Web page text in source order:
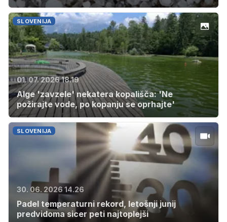
SLOVENIJA
01. 07. 2026 18.19
Alge 'zavzele' nekatera kopališča: 'Ne
požirajte vode, po kopanju se oprhajte'
SLOVENIJA
30. 06. 2026 14.26
Padel temperaturni rekord, letošnji junij
predvidoma sicer peti najtoplejši